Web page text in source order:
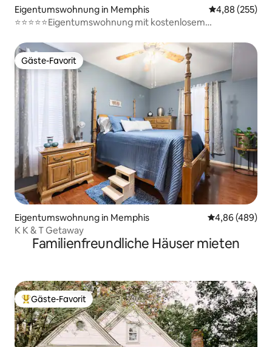
Eigentumswohnung in Memphis
4,88 (255)
⭐️⭐️⭐️⭐️⭐️Eigentumswohnung mit kostenlosem
Gäste-Favorit
Gäste-Favorit
Eigentumswohnung in Memphis
4,86 (489)
K K & T Getaway
Familienfreundliche Häuser mieten
Beliebter Gäste-Favorit.
Gäste-Favorit